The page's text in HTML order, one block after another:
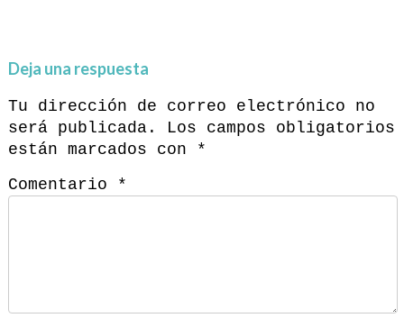
Deja una respuesta
Tu dirección de correo electrónico no
será publicada.
Los campos obligatorios
están marcados con
*
Comentario
*